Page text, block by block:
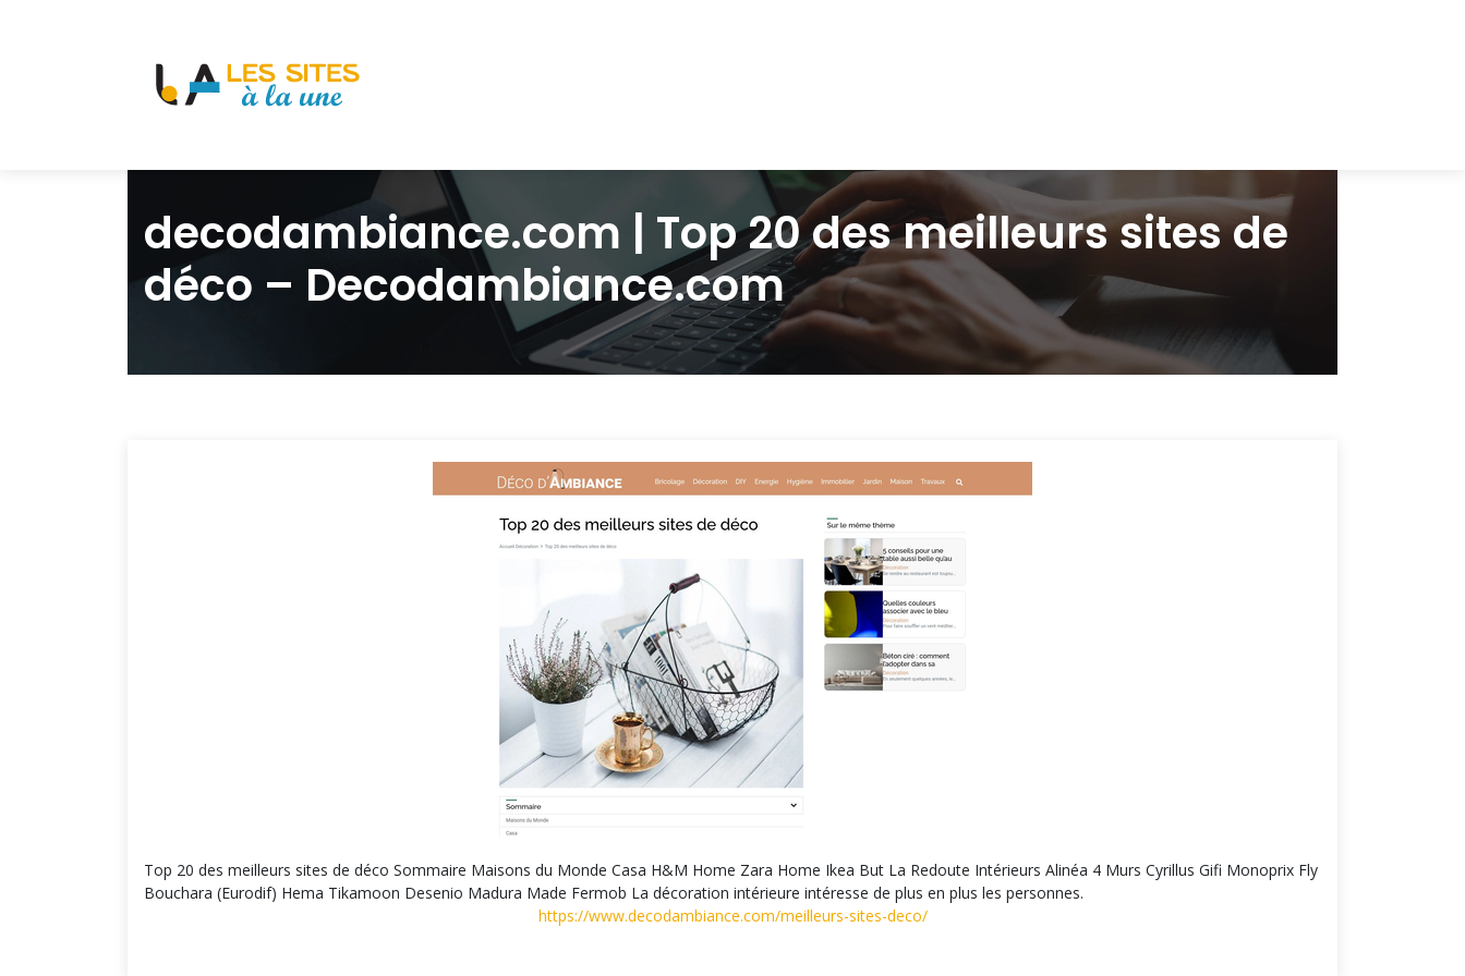
decodambiance.com | Top 20 des meilleurs sites de
déco – Decodambiance.com
Top 20 des meilleurs sites de déco Sommaire Maisons du Monde Casa H&M Home Zara Home Ikea But La Redoute Intérieurs Alinéa 4 Murs Cyrillus Gifi Monoprix Fly
Bouchara (Eurodif) Hema Tikamoon Desenio Madura Made Fermob La décoration intérieure intéresse de plus en plus les personnes.
https://www.decodambiance.com/meilleurs-sites-deco/